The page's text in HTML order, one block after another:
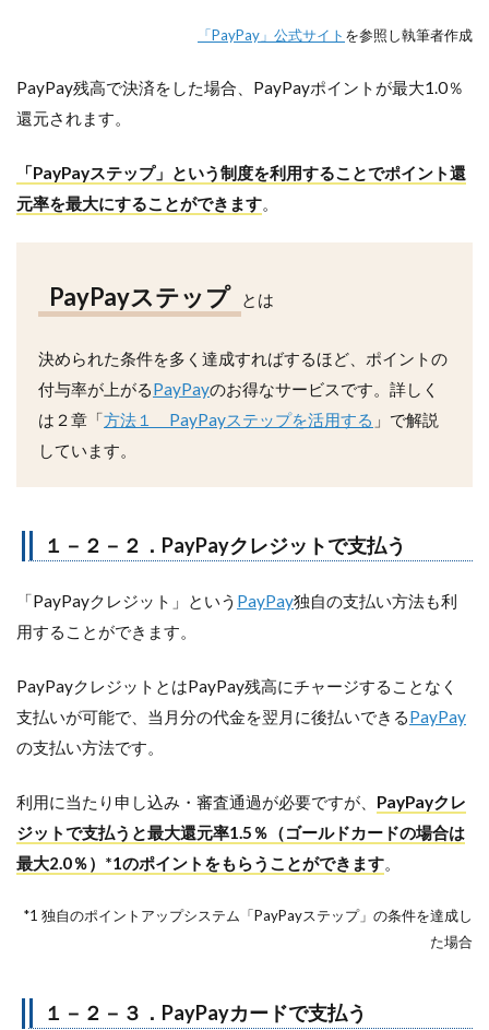
「PayPay」公式サイト を参照し執筆者作成
PayPay残高で決済をした場合、PayPayポイントが最大1.0％
還元されます。
「PayPayステップ」という制度を利用することでポイント還
元率を最大にすることができます。
PayPayステップ とは
決められた条件を多く達成すればするほど、ポイントの
付与率が上がるPayPayのお得なサービスです。詳しく
は２章「方法１ PayPayステップを活用する 」で解説
しています。
１－２－２．PayPayクレジットで支払う
「PayPayクレジット」という PayPay独自の支払い方法も利
用することができます。
PayPayクレジットとはPayPay残高にチャージすることなく
支払いが可能で、当月分の代金を翌月に後払いできるPayPay
の支払い方法です。
利用に当たり申し込み・審査通過が必要ですが、 PayPayクレ
ジットで支払うと最大還元率1.5％（ゴールドカードの場合は
最大2.0％）*1のポイントをもらうことができます。
*1 独自のポイントアップシステム「PayPayステップ」の条件を達成し
た場合
１－２－３．PayPayカードで支払う